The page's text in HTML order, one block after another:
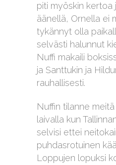
piti myöskin kertoa
äänellä, Ornella ei
tykännyt olla
selvästi halunnut
Nuffi makaili
ja Santtukin ja
rauhallisesti.
Nuffin tilanne
laivalla kun
selvisi ettei
puhdasrotuinen
Loppujen lopuksi